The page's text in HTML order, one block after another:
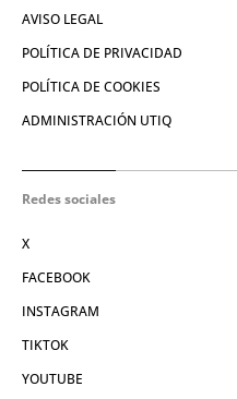
AVISO LEGAL
POLÍTICA DE PRIVACIDAD
POLÍTICA DE COOKIES
ADMINISTRACIÓN UTIQ
Redes sociales
X
FACEBOOK
INSTAGRAM
TIKTOK
YOUTUBE